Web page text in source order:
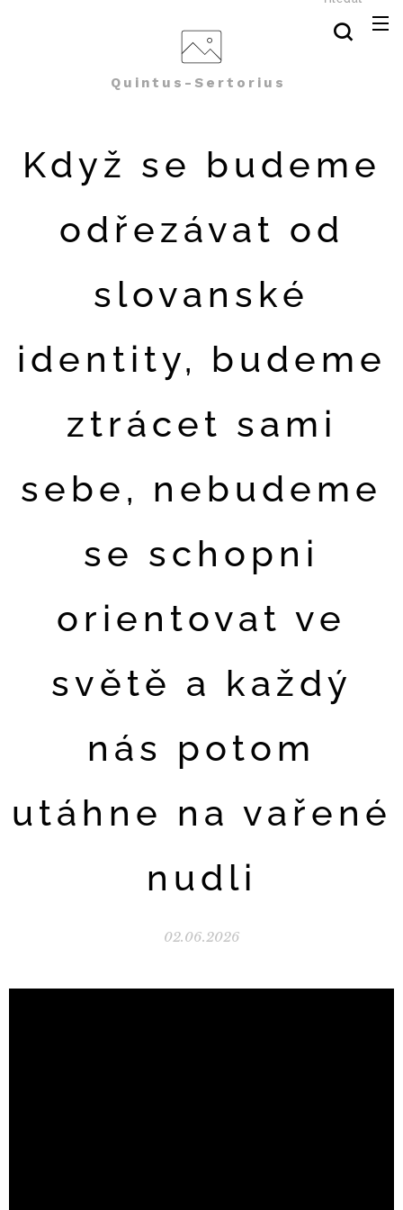
Quintus-Sertorius
Když se budeme
odřezávat od
slovanské
identity, budeme
ztrácet sami
sebe, nebudeme
se schopni
orientovat ve
světě a každý
nás potom
utáhne na vařené
nudli
02.06.2026